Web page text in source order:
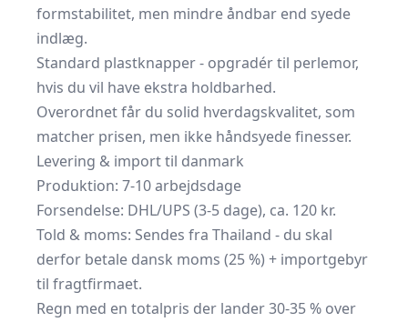
formstabilitet, men mindre åndbar end syede
indlæg.
Standard plastknapper - opgradér til perlemor,
hvis du vil have ekstra holdbarhed.
Overordnet får du solid hverdagskvalitet, som
matcher prisen, men ikke håndsyede finesser.
Levering & import til danmark
Produktion: 7-10 arbejdsdage
Forsendelse: DHL/UPS (3-5 dage), ca. 120 kr.
Told & moms: Sendes fra Thailand - du skal
derfor betale dansk moms (25 %) + importgebyr
til fragtfirmaet.
Regn med en totalpris der lander 30-35 % over